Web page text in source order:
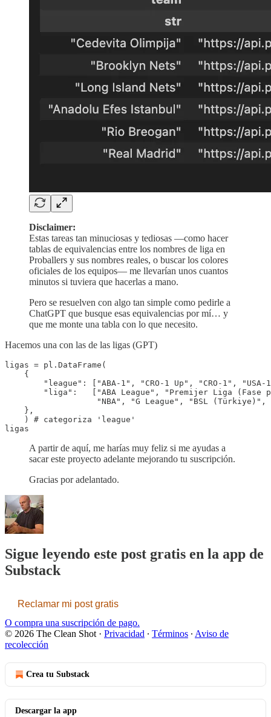
Disclaimer:
Estas tareas tan minuciosas y tediosas —como hacer
tablas de equivalencias entre los nombres de liga en
Proballers y sus nombres reales, o buscar los colores
oficiales de los equipos— me llevarían unos cuantos
minutos si tuviera que hacerlas a mano.
Pero se resuelven con algo tan simple como pedirle a
ChatGPT que busque esas equivalencias por mí… y
que me monte una tabla con lo que necesito.
Hacemos una con las de las ligas (GPT)
ligas = pl.DataFrame(
    {
"league": ["ABA-1", "CRO-1 Up", "CRO-1",
"liga":   ["ABA League", "Premijer Liga (Fase
"NBA", "G League", "BSL (Türkiye)",
    },
    ) # categoriza 'league'
ligas
A partir de aquí, me harías muy feliz si me ayudas a
sacar este proyecto adelante mejorando tu suscripción.
Gracias por adelantado.
Sigue leyendo este post gratis en la app de
Substack
Reclamar mi post gratis
O compra una suscripción de pago.
© 2026 The Clean Shot · Privacidad ∙ Términos ∙ Aviso de
recolección
Crea tu Substack
Descargar la app